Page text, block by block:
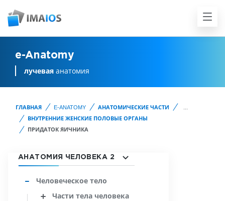
e-Anatomy
лучевая анатомия
ГЛАВНАЯ E-ANATOMY АНАТОМИЧЕСКИЕ ЧАСТИ
ВНУТРЕННИЕ ЖЕНСКИЕ ПОЛОВЫЕ ОРГАНЫ
ПРИДАТОК ЯИЧНИКА
АНАТОМИЯ ЧЕЛОВЕКА 2
Человеческое тело
Части тела человека